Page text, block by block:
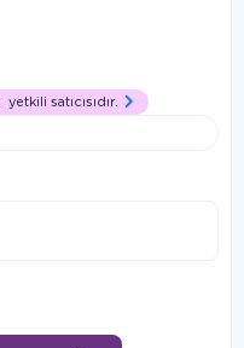
yetkili satıcısıdır.